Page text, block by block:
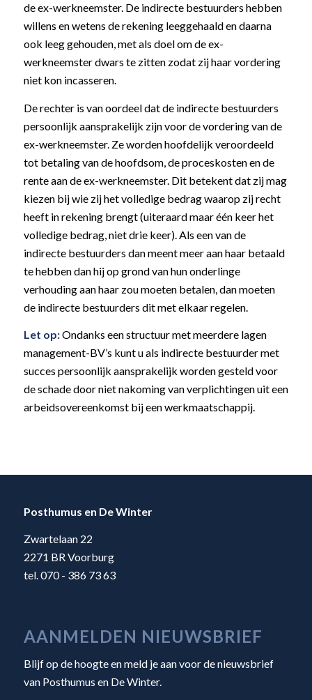
de ex-werkneemster. De indirecte bestuurders hebben
willens en wetens de rekening leeggehaald en daarna
ook leeg gehouden, met als doel om de ex-
werkneemster dwars te zitten zodat zij haar vordering
niet kon incasseren.
De rechter is van oordeel dat de indirecte bestuurders
persoonlijk aansprakelijk zijn voor de vordering van de
ex-werkneemster. Ze worden hoofdelijk veroordeeld
tot betaling van de hoofdsom, de proceskosten en de
rente aan de ex-werkneemster. Dit betekent dat zij mag
kiezen bij wie zij het volledige bedrag waarop zij recht
heeft in rekening brengt (uiteraard maar één keer het
volledige bedrag, niet drie keer). Als een van de
indirecte bestuurders dan meent meer aan haar betaald
te hebben dan hij op grond van hun onderlinge
verhouding aan haar zou moeten betalen, dan moeten
de indirecte bestuurders dit met elkaar regelen.
Let op:Ondanks een structuur met meerdere lagen
management-BV’s kunt u als indirecte bestuurder met
succes persoonlijk aansprakelijk worden gesteld voor
de schade door niet nakoming van verplichtingen uit een
arbeidsovereenkomst bij een werkmaatschappij.
Posthumus en De Winter
Zwartelaan 22
2271 BR Voorburg
tel. 070 - 386 73 63
AANMELDEN NIEUWSBRIEF
Blijf op de hoogte en meld je aan voor de nieuwsbrief
van Posthumus en De Winter.